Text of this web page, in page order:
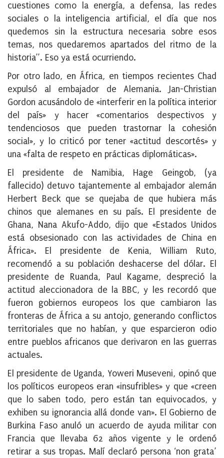
cuestiones como la energía, a defensa, las redes
sociales o la inteligencia artificial, el día que nos
quedemos sin la estructura necesaria sobre esos
temas, nos quedaremos apartados del ritmo de la
historia”. Eso ya está ocurriendo.
Por otro lado, en África, en tiempos recientes Chad
expulsó al embajador de Alemania. Jan-Christian
Gordon acusándolo de «interferir en la política interior
del país» y hacer «comentarios despectivos y
tendenciosos que pueden trastornar la cohesión
social», y lo criticó por tener «actitud descortés» y
una «falta de respeto en prácticas diplomáticas».
El presidente de Namibia, Hage Geingob, (ya
fallecido) detuvo tajantemente al embajador alemán
Herbert Beck que se quejaba de que hubiera más
chinos que alemanes en su país. El presidente de
Ghana, Nana Akufo-Addo, dijo que «Estados Unidos
está obsesionado con las actividades de China en
África». El presidente de Kenia, William Ruto,
recomendó a su población deshacerse del dólar. El
presidente de Ruanda, Paul Kagame, despreció la
actitud aleccionadora de la BBC, y les recordó que
fueron gobiernos europeos los que cambiaron las
fronteras de África a su antojo, generando conflictos
territoriales que no habían, y que esparcieron odio
entre pueblos africanos que derivaron en las guerras
actuales.
El presidente de Uganda, Yoweri Museveni, opinó que
los políticos europeos eran «insufribles» y que «creen
que lo saben todo, pero están tan equivocados, y
exhiben su ignorancia allá donde van». El Gobierno de
Burkina Faso anuló un acuerdo de ayuda militar con
Francia que llevaba 62 años vigente y le ordenó
retirar a sus tropas. Malí declaró persona ‘non grata’